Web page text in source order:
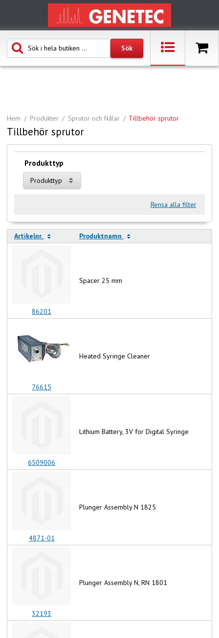
Hem Produkter Sprutor och Nålar Tillbehör sprutor
Tillbehör sprutor
Produkttyp
Produkttyp
Rensa alla filter
Artikelnr. Produktnamn
86201
Spacer 25 mm
76615
Heated Syringe Cleaner
6509006
Lithium Battery, 3V for Digital Syringe
4871-01
Plunger Assembly N 1825
32193
Plunger Assembly N, RN 1801